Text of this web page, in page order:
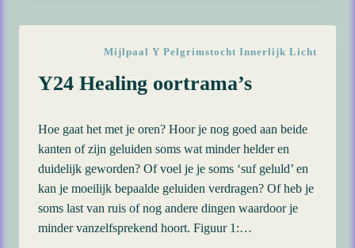
Mijlpaal Y Pelgrimstocht Innerlijk Licht
Y24 Healing oortrama’s
Hoe gaat het met je oren? Hoor je nog goed aan beide
kanten of zijn geluiden soms wat minder helder en
duidelijk geworden? Of voel je je soms ‘suf geluld’ en
kan je moeilijk bepaalde geluiden verdragen? Of heb je
soms last van ruis of nog andere dingen waardoor je
minder vanzelfsprekend hoort. Figuur 1:…